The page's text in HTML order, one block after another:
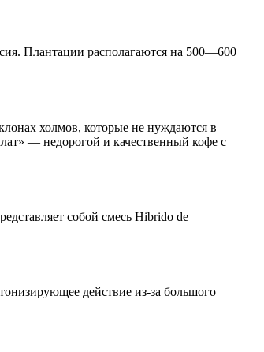
Плантации располагаются на 500—600
холмов, которые не нуждаются в
— недорогой и качественный кофе с
собой смесь Hibrido de
действие из-за большого